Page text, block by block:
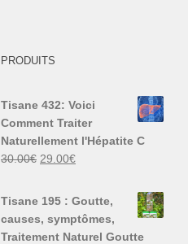
PRODUITS
Tisane 432: Voici
Comment Traiter
Naturellement l'Hépatite C
30.00€ Le
30.00€.
29.00€Le
est :
Tisane 195 : Goutte,
causes, symptômes,
Traitement Naturel Goutte